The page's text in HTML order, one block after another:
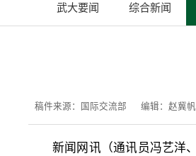
武大要闻 综合新闻
稿件来源：国际交流部 编辑：赵冀帆
新闻网讯（通讯员冯艺洋